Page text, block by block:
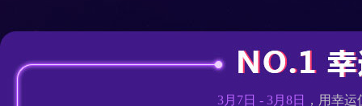
3月7日 - 3月8日 ，用幸